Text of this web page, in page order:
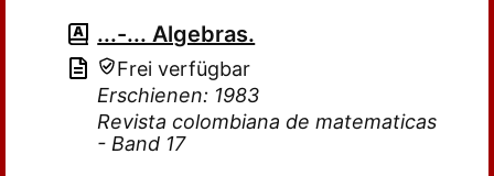
...-... Algebras.
Frei verfügbar
Erschienen: 1983
Revista colombiana de matematicas
- Band 17